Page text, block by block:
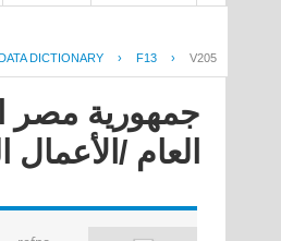
DICTIONARY › F13 › V205
جمهورية مصر
العام /الأعمال العام